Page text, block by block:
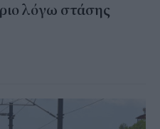
λόγω στάσης